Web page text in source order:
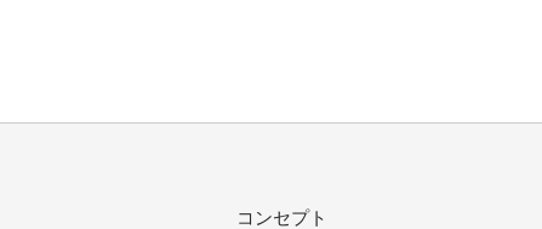
コンセプト